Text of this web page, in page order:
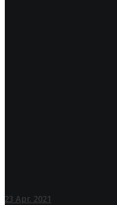
23 Apr. 2021